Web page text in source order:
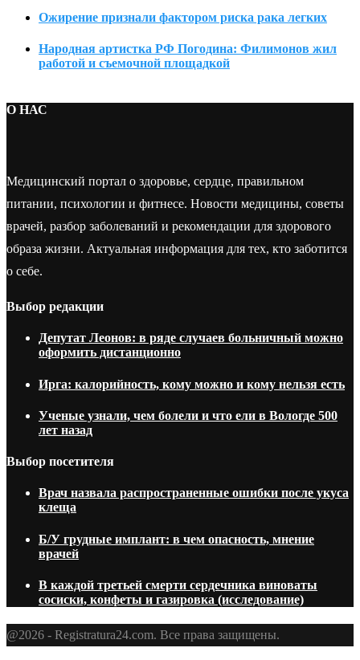
Ожирение признали фактором риска рака легких
Народная артистка РФ Погодина: Филимонов жил
работой и съемочной площадкой
О НАС
Медицинский портал о здоровье, сердце, правильном
питании, психологии и фитнесе. Новости медицины, советы
врачей, разбор заболеваний и рекомендации для здорового
образа жизни. Актуальная информация для тех, кто заботится
о себе.
Выбор редакции
Депутат Леонов: в ряде случаев больничный можно
оформить дистанционно
Ирга: калорийность, кому можно и кому нельзя есть
Ученые узнали, чем болели и что ели в Вологде 500
лет назад
Выбор посетителя
Врач назвала распространенные ошибки после укуса
клеща
Б/У грудные имплант: в чем опасность, мнение
врачей
В каждой третьей смерти сердечника виноваты
сосиски, конфеты и газировка (исследование)
@2026 - Registratura24.com. Все права защищены.